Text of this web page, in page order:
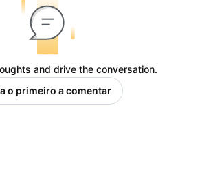
and drive the conversation.
o primeiro a comentar